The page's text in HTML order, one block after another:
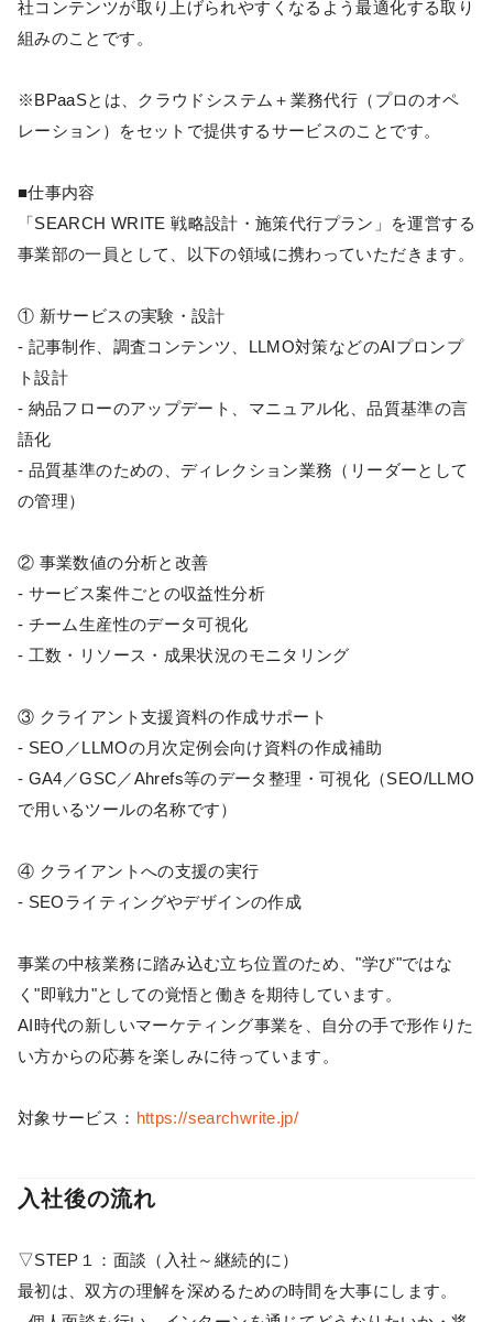
社コンテンツが取り上げられやすくなるよう最適化する取り
組みのことです。
※BPaaSとは、クラウドシステム＋業務代行（プロのオペ
レーション）をセットで提供するサービスのことです。
■仕事内容
「SEARCH WRITE 戦略設計・施策代行プラン」を運営する
事業部の一員として、以下の領域に携わっていただきます。
① 新サービスの実験・設計
- 記事制作、調査コンテンツ、LLMO対策などのAIプロンプ
ト設計
- 納品フローのアップデート、マニュアル化、品質基準の言
語化
- 品質基準のための、ディレクション業務（リーダーとして
の管理）
② 事業数値の分析と改善
- サービス案件ごとの収益性分析
- チーム生産性のデータ可視化
- 工数・リソース・成果状況のモニタリング
③ クライアント支援資料の作成サポート
- SEO／LLMOの月次定例会向け資料の作成補助
- GA4／GSC／Ahrefs等のデータ整理・可視化（SEO/LLMO
で用いるツールの名称です）
④ クライアントへの支援の実行
- SEOライティングやデザインの作成
事業の中核業務に踏み込む立ち位置のため、"学び"ではな
く"即戦力"としての覚悟と働きを期待しています。
AI時代の新しいマーケティング事業を、自分の手で形作りた
い方からの応募を楽しみに待っています。
対象サービス： https://searchwrite.jp/
入社後の流れ
▽STEP１：面談（入社～継続的に）
最初は、双方の理解を深めるための時間を大事にします。